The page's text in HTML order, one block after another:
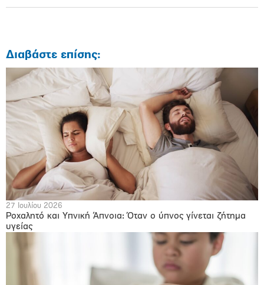
Διαβάστε επίσης:
27 Ιουλίου 2026
Ροχαλητό και Υπνική Άπνοια: Όταν ο ύπνος γίνεται ζήτημα
υγείας